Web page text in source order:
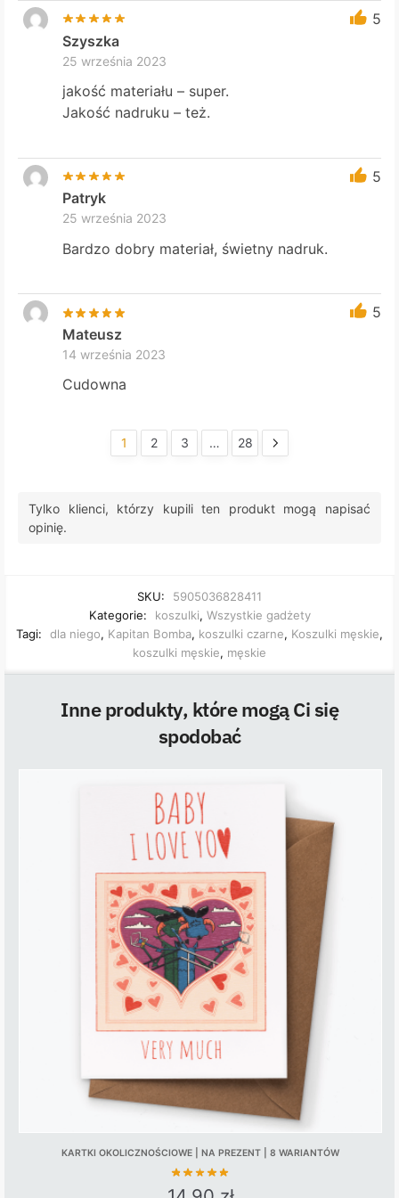
5
Szyszka
25 września 2023
jakość materiału – super.
Jakość nadruku – też.
5
Patryk
25 września 2023
Bardzo dobry materiał, świetny nadruk.
5
Mateusz
14 września 2023
Cudowna
1 2 3 … 28
Tylko klienci, którzy kupili ten produkt mogą napisać
opinię.
SKU:
5905036828411
Kategorie:
koszulki, Wszystkie gadżety
Tagi:
dla niego, Kapitan Bomba, koszulki czarne, Koszulki męskie,
koszulki męskie, męskie
Inne produkty, które mogą Ci się
spodobać
KARTKI OKOLICZNOŚCIOWE | NA PREZENT | 8 WARIANTÓW